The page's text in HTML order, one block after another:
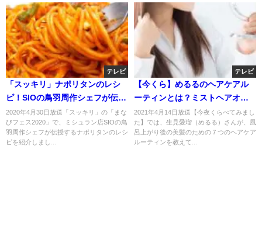
テレビ
「スッキリ」ナポリタンのレシ
ピ！SIOの鳥羽周作シェフが伝
授！
2020年4月30日放送「スッキリ」の「まな
びフェス2020」で、ミシュラン店SIOの鳥
羽周作シェフが伝授するナポリタンのレシ
ピを紹介しまし...
テレビ
【今くら】めるるのヘアケアル
ーティンとは？ミストヘアオイ
ル・オイルサンド・ブラッシン
グ？4月14日
2021年4月14日放送【今夜くらべてみまし
た】では、生見愛瑠（めるる）さんが、風
呂上がり後の美髪のための７つのヘアケア
ルーティンを教えて...